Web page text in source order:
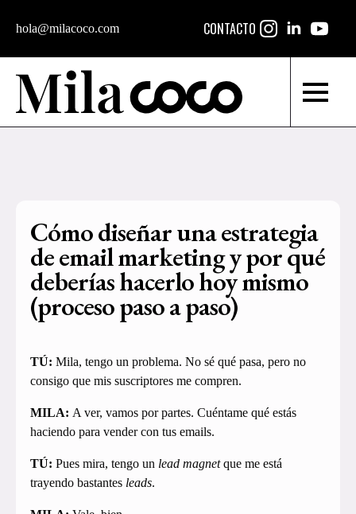
hola@milacoco.com CONTACTO
Cómo diseñar una estrategia
de email marketing y por qué
deberías hacerlo hoy mismo
(proceso paso a paso)
TÚ: Mila, tengo un problema. No sé qué pasa, pero no
consigo que mis suscriptores me compren.
MILA: A ver, vamos por partes. Cuéntame qué estás
haciendo para vender con tus emails.
TÚ: Pues mira, tengo un lead magnetque me está
trayendo bastantes leads.